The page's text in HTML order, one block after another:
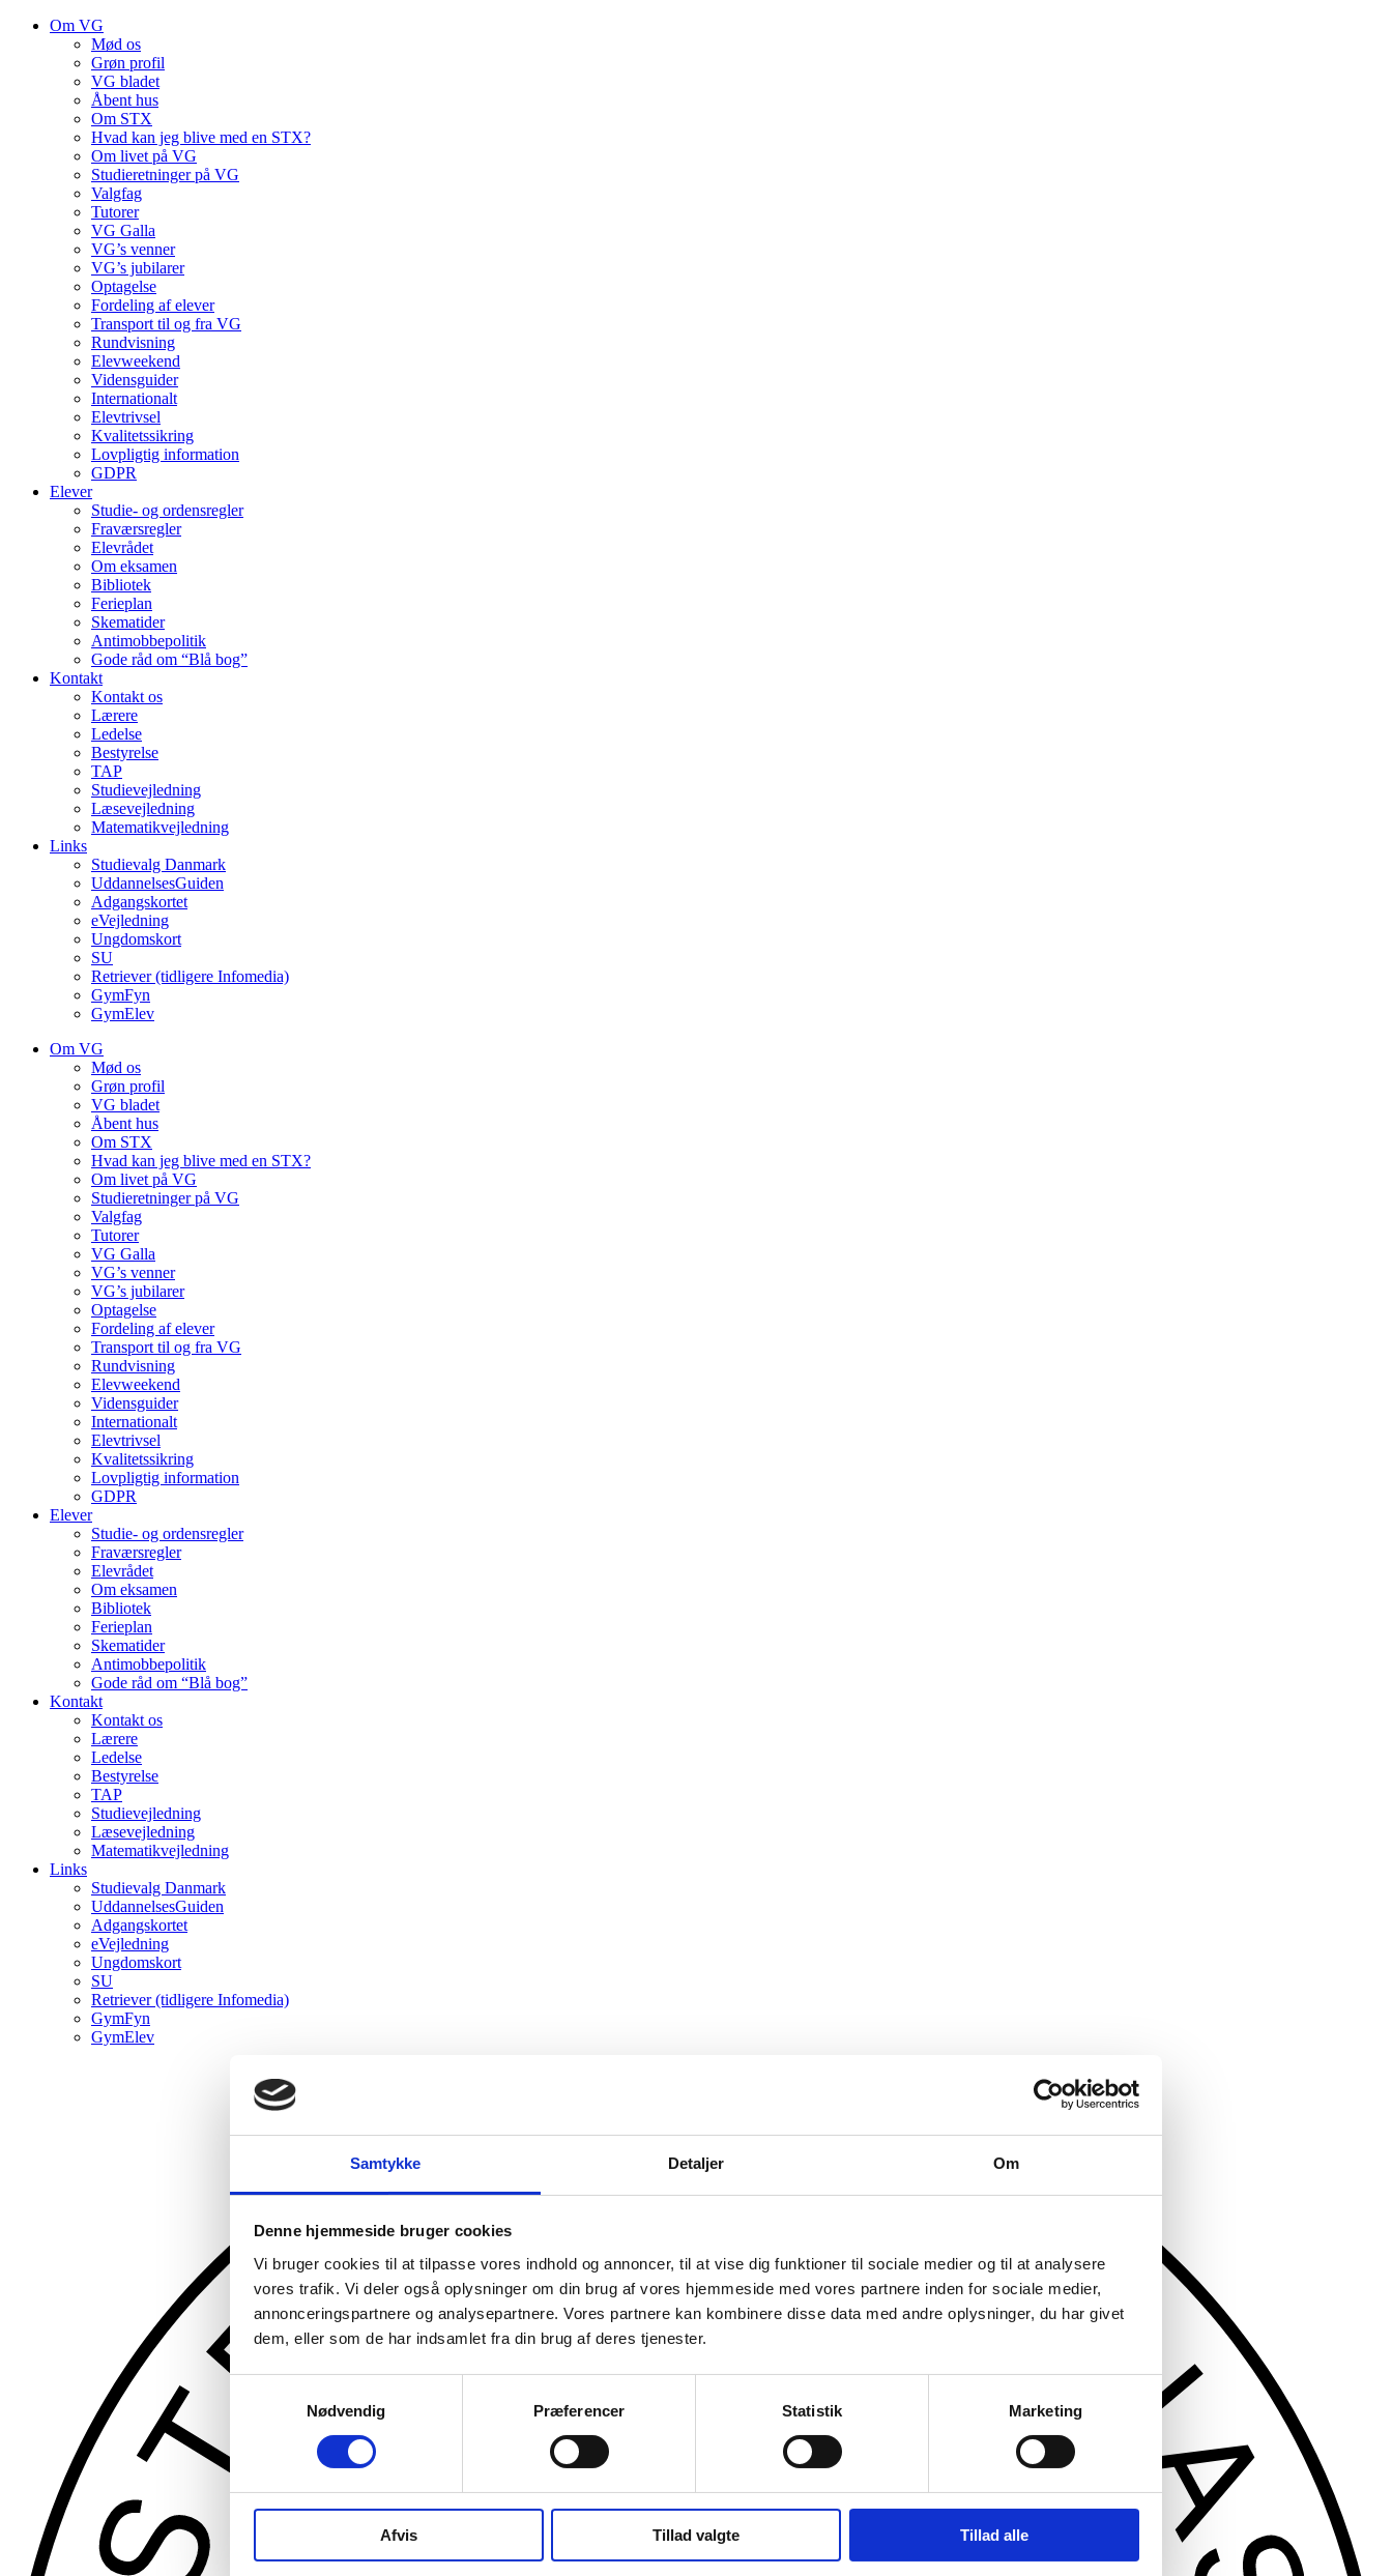
Samtykke Detaljer Om
Denne hjemmeside bruger cookies
Vi bruger cookies til at tilpasse vores indhold og annoncer, til at vise dig funktioner til sociale medier og til at analysere
vores trafik. Vi deler også oplysninger om din brug af vores hjemmeside med vores partnere inden for sociale medier,
annonceringspartnere og analysepartnere. Vores partnere kan kombinere disse data med andre oplysninger, du har givet
dem, eller som de har indsamlet fra din brug af deres tjenester.
Nødvendig
Præferencer Statistik Marketing
Afvis Tillad valgte Tillad alle
Om VG
Mød os
Grøn profil
VG bladet
Åbent hus
Om STX
Hvad kan jeg blive med en STX?
Om livet på VG
Studieretninger på VG
Valgfag
Tutorer
VG Galla
VG’s venner
VG’s jubilarer
Optagelse
Fordeling af elever
Transport til og fra VG
Rundvisning
Elevweekend
Vidensguider
Internationalt
Elevtrivsel
Kvalitetssikring
Lovpligtig information
GDPR
Elever
Studie- og ordens­regler
Fraværsregler
Elevrådet
Om eksamen
Bibliotek
Ferieplan
Skematider
Antimobbepolitik
Gode råd om “Blå bog”
Kontakt
Kontakt os
Lærere
Ledelse
Bestyrelse
TAP
Studievejledning
Læsevejledning
Matematikvejledning
Links
Studievalg Danmark
UddannelsesGuiden
Adgangskortet
eVejledning
Ungdomskort
SU
Retriever (tidligere Infomedia)
GymFyn
GymElev
Om VG
Mød os
Grøn profil
VG bladet
Åbent hus
Om STX
Hvad kan jeg blive med en STX?
Om livet på VG
Studieretninger på VG
Valgfag
Tutorer
VG Galla
VG’s venner
VG’s jubilarer
Optagelse
Fordeling af elever
Transport til og fra VG
Rundvisning
Elevweekend
Vidensguider
Internationalt
Elevtrivsel
Kvalitetssikring
Lovpligtig information
GDPR
Elever
Studie- og ordens­regler
Fraværsregler
Elevrådet
Om eksamen
Bibliotek
Ferieplan
Skematider
Antimobbepolitik
Gode råd om “Blå bog”
Kontakt
Kontakt os
Lærere
Ledelse
Bestyrelse
TAP
Studievejledning
Læsevejledning
Matematikvejledning
Links
Studievalg Danmark
UddannelsesGuiden
Adgangskortet
eVejledning
Ungdomskort
SU
Retriever (tidligere Infomedia)
GymFyn
GymElev